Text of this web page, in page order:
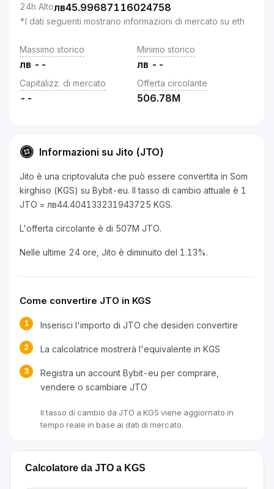
24h Altoлв45.99687116024758
*I dati seguenti mostrano informazioni di mercato su eth
Massimo storico
лв --
Minimo storico
лв --
Capitalizz. di mercato
--
Offerta circolante
506.78M
Informazioni su Jito (JTO)
Jito è una criptovaluta che può essere convertita in Som
kirghiso (KGS) su Bybit-eu. Il tasso di cambio attuale è 1
JTO = лв44.404133231943725 KGS.
L'offerta circolante è di 507M JTO.
Nelle ultime 24 ore, Jito è diminuito del 1.13%.
Come convertire JTO in KGS
1 Inserisci l'importo di JTO che desideri convertire
2 La calcolatrice mostrerà l'equivalente in KGS
3
Registra un account Bybit-eu per comprare,
vendere o scambiare JTO
Il tasso di cambio da JTO a KGS viene aggiornato in
tempo reale in base ai dati di mercato.
Calcolatore da JTO a KGS